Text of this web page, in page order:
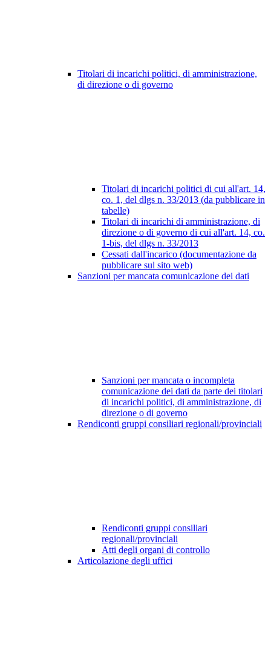
Titolari di incarichi politici, di amministrazione,
di direzione o di governo
Titolari di incarichi politici di cui all'art. 14,
co. 1, del dlgs n. 33/2013 (da pubblicare in
tabelle)
Titolari di incarichi di amministrazione, di
direzione o di governo di cui all'art. 14, co.
1-bis, del dlgs n. 33/2013
Cessati dall'incarico (documentazione da
pubblicare sul sito web)
Sanzioni per mancata comunicazione dei dati
Sanzioni per mancata o incompleta
comunicazione dei dati da parte dei titolari
di incarichi politici, di amministrazione, di
direzione o di governo
Rendiconti gruppi consiliari regionali/provinciali
Rendiconti gruppi consiliari
regionali/provinciali
Atti degli organi di controllo
Articolazione degli uffici